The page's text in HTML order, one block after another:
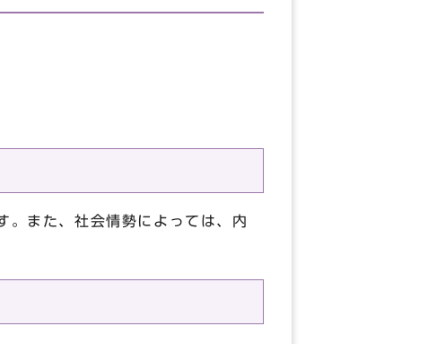
。また、社会情勢によっては、内